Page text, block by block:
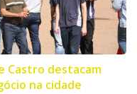
Castro destacam
na cidade